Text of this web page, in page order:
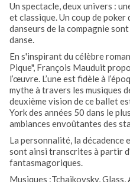
Un spectacle, deux univers :
et classique. Un coup de
danseurs de la compagnie
danse.
En s'inspirant du célèbre
Pique", François Mauduit
l’œuvre. L’une est fidèle à
mythe à travers les musiques
deuxième vision de ce ballet
York des années 50 dans le
ambiances envoûtantes des
La personnalité, la
sont ainsi transcrites à partir
fantasmagoriques.
Musiques :Tchaikovsky,